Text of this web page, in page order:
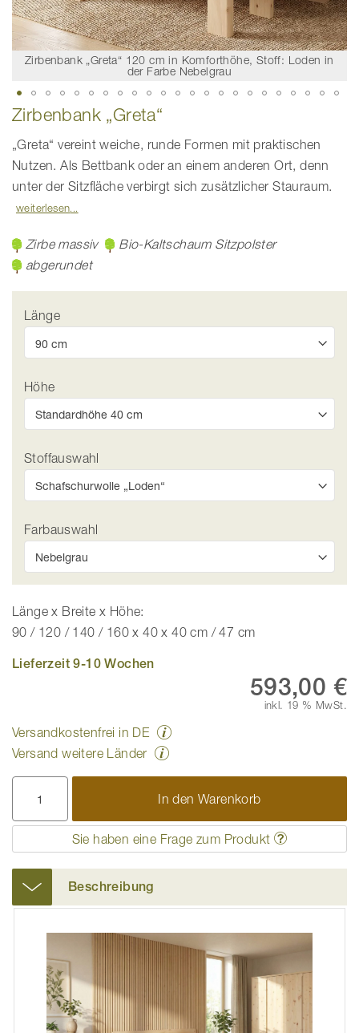
Zirbenbank „Greta“ 120 cm in Komforthöhe, Stoff: Loden in
der Farbe Nebelgrau
Zum
Anfang
Bildgalerie
springen
Zirbenbank „Greta“
„Greta“ vereint weiche, runde Formen mit praktischen
Nutzen. Als Bettbank oder an einem anderen Ort, denn
unter der Sitzfläche verbirgt sich zusätzlicher Stauraum.
weiterlesen
Zirbe massiv
Bio-Kaltschaum Sitzpolster
abgerundet
Länge
Höhe
Stoffauswahl
Farbauswahl
Länge x Breite x Höhe:
90 / 120 / 140 / 160 x 40 x 40 cm / 47 cm
Lieferzeit 9-10 Wochen
593,00 €
inkl. 19 % MwSt.
Versandkostenfrei in DE
Versand weitere Länder
In den Warenkorb
Sie haben eine Frage zum Produkt
Beschreibung